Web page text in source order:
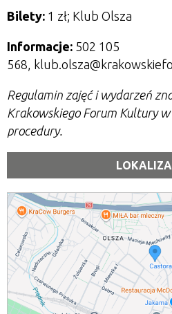
Bilety: 1 zł; Klub Olsza
Informacje: 502 105
568,
Regulamin zajęć i wydarzeń
Krakowskiego Forum Kultury w
procedury.